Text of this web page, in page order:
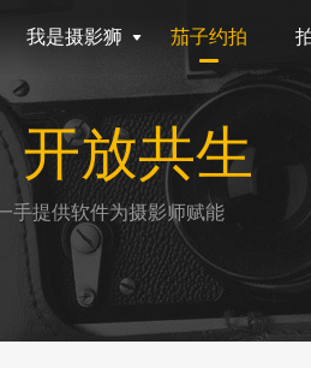
我是摄影狮 茄子约拍
开放共生
手提供软件为摄影师赋能